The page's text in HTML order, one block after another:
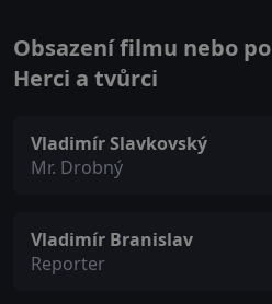
Obsazení filmu nebo
Herci a tvůrci
Vladimír Slavkovský
Mr. Drobný
Vladimír Branislav
Reporter